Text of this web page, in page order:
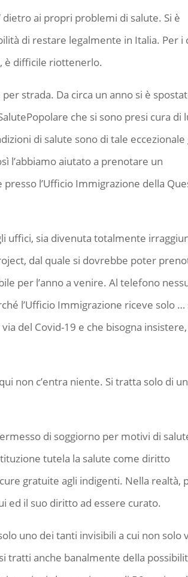
ai propri problemi di salute. Si è
di restare legalmente in Italia. Per i
è difficile riottenerlo.
strada. Da circa un anno si è
che si sono presi cura di
di salute sono di tale eccezionale
l’abbiamo aiutato a prenotare un
l’Ufficio Immigrazione della
uffici, sia divenuta totalmente
dal quale si dovrebbe poter
per l’anno a venire. Al telefono
l’Ufficio Immigrazione riceve solo …
del Covid-19 e che bisogna insistere,
non c’entra niente. Si tratta solo di
di soggiorno per motivi di
tutela la salute come diritto
gratuite agli indigenti. Nella realtà,
ed il suo diritto ad essere curato.
uno dei tanti invisibili a cui non solo
tratti anche banalmente della